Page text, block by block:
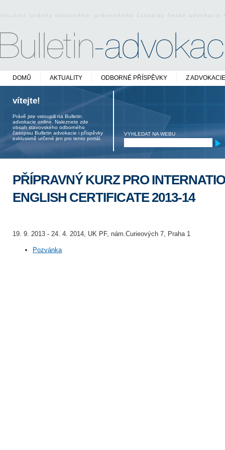
oficiální stránky odborného právnického časopisu české
DOMŮ AKTUALITY ODBORNÉ PŘÍSPĚVKY Z ADVOKACIE
vítejte!
Právě jste vstoupili na Bulletin
advokacie online. Naleznete zde
obsah stavovského odborného
časopisu Bulletin advokacie i příspěvky
exklusivně určené jen pro tento portál.
VYHLEDAT NA WEBU
PŘÍPRAVNÝ KURZ PRO
ENGLISH CERTIFICATE 2013-14
19. 9. 2013 - 24. 4. 2014, UK PF, nám.Curieových 7, Praha 1
Pozvánka